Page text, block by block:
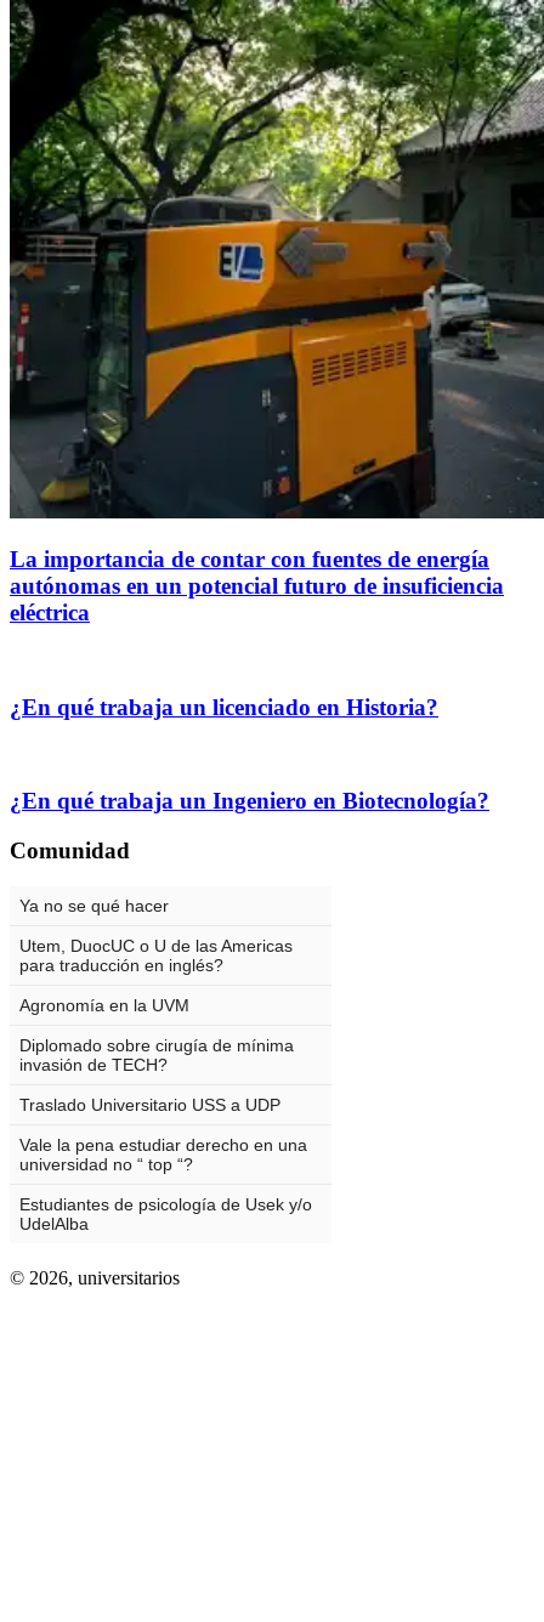
La importancia de contar con fuentes de energía
autónomas en un potencial futuro de insuficiencia
eléctrica
¿En qué trabaja un licenciado en Historia?
¿En qué trabaja un Ingeniero en Biotecnología?
Comunidad
© 2026, universitarios